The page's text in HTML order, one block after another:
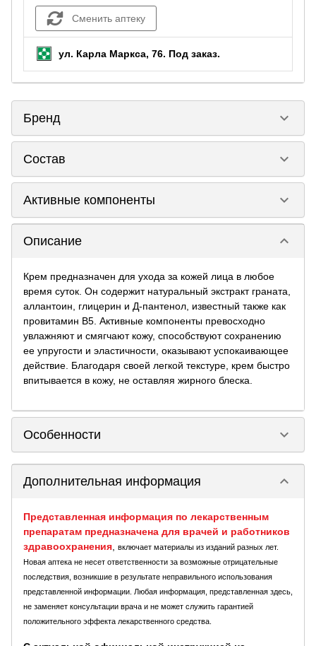
Сменить аптеку
ул. Карла Маркса, 76. Под заказ.
Бренд keyboard_arrow_down
Состав keyboard_arrow_down
Активные компоненты keyboard_arrow_down
Описание keyboard_arrow_down
Крем предназначен для ухода за кожей лица в любое
время суток. Он содержит натуральный экстракт граната,
аллантоин, глицерин и Д-пантенол, известный также как
провитамин В5. Активные компоненты превосходно
увлажняют и смягчают кожу, способствуют сохранению
ее упругости и эластичности, оказывают успокаивающее
действие. Благодаря своей легкой текстуре, крем быстро
впитывается в кожу, не оставляя жирного блеска.
Особенности keyboard_arrow_down
Дополнительная информация keyboard_arrow_down
Представленная информация по лекарственным
препаратам предназначена для врачей и работников
здравоохранения
включает материалы из изданий разных лет.
Новая аптека не несет ответственности за возможные отрицательные
последствия, возникшие в результате неправильного использования
представленной информации. Любая информация, представленная здесь,
не заменяет консультации врача и не может служить гарантией
положительного эффекта лекарственного средства.